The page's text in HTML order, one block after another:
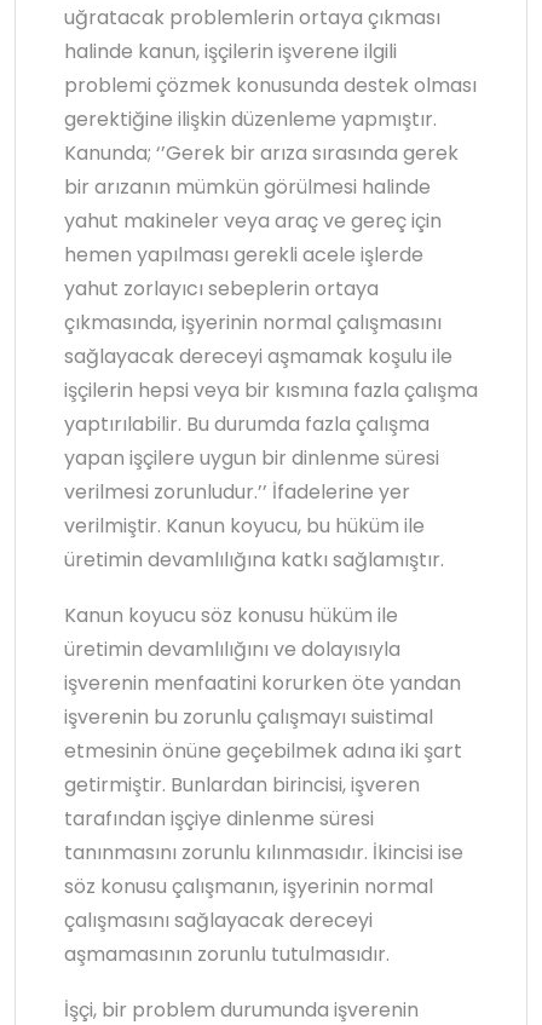
uğratacak problemlerin ortaya çıkması
halinde kanun, işçilerin işverene ilgili
problemi çözmek konusunda destek olması
gerektiğine ilişkin düzenleme yapmıştır.
Kanunda; ‘’Gerek bir arıza sırasında gerek
bir arızanın mümkün görülmesi halinde
yahut makineler veya araç ve gereç için
hemen yapılması gerekli acele işlerde
yahut zorlayıcı sebeplerin ortaya
çıkmasında, işyerinin normal çalışmasını
sağlayacak dereceyi aşmamak koşulu ile
işçilerin hepsi veya bir kısmına fazla çalışma
yaptırılabilir. Bu durumda fazla çalışma
yapan işçilere uygun bir dinlenme süresi
verilmesi zorunludur.’’ İfadelerine yer
verilmiştir. Kanun koyucu, bu hüküm ile
üretimin devamlılığına katkı sağlamıştır.
Kanun koyucu söz konusu hüküm ile
üretimin devamlılığını ve dolayısıyla
işverenin menfaatini korurken öte yandan
işverenin bu zorunlu çalışmayı suistimal
etmesinin önüne geçebilmek adına iki şart
getirmiştir. Bunlardan birincisi, işveren
tarafından işçiye dinlenme süresi
tanınmasını zorunlu kılınmasıdır. İkincisi ise
söz konusu çalışmanın, işyerinin normal
çalışmasını sağlayacak dereceyi
aşmamasının zorunlu tutulmasıdır.
İşçi, bir problem durumunda işverenin